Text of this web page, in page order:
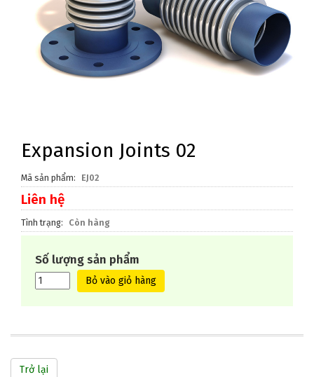
Expansion Joints 02
Mã sản phẩm EJ02
Liên hệ
Tình trạng Còn hàng
Số lượng sản phẩm
Bỏ vào giỏ hàng
Trở lại